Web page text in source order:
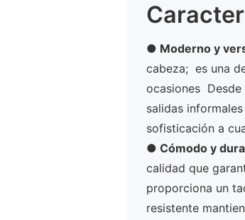
● Moderno y
cabeza; es una
ocasiones Desde
salidas
sofisticación a
● Cómodo y
calidad que
proporciona un
resistente